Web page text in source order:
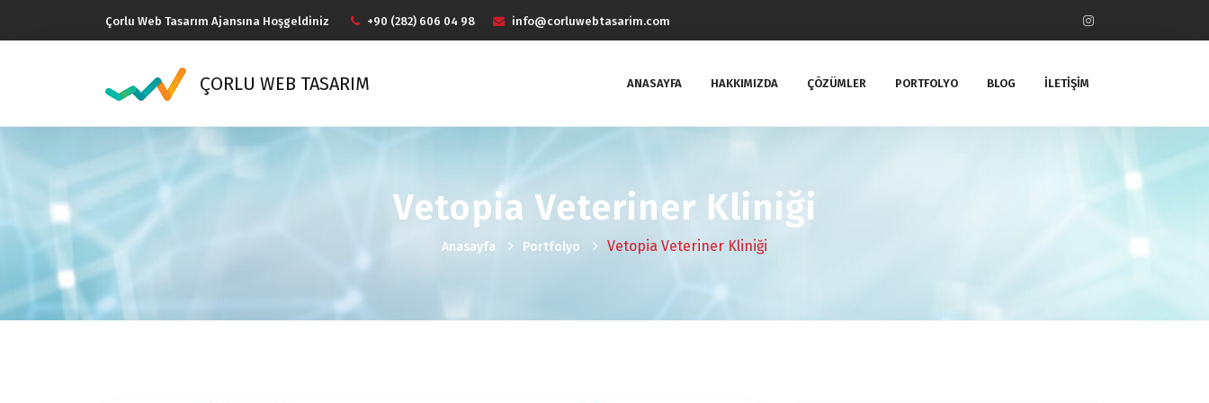
Çorlu Web Tasarım Ajansına Hoşgeldiniz +90 (282) 606 04 98 info@corluwebtasarim.com
ÇORLU WEB TASARIM ANASAYFA HAKKIMIZDA ÇÖZÜMLER PORTFOLYO BLOG İLETİŞİM
Vetopia Veteriner Kliniği
Anasayfa Portfolyo Vetopia Veteriner Kliniği